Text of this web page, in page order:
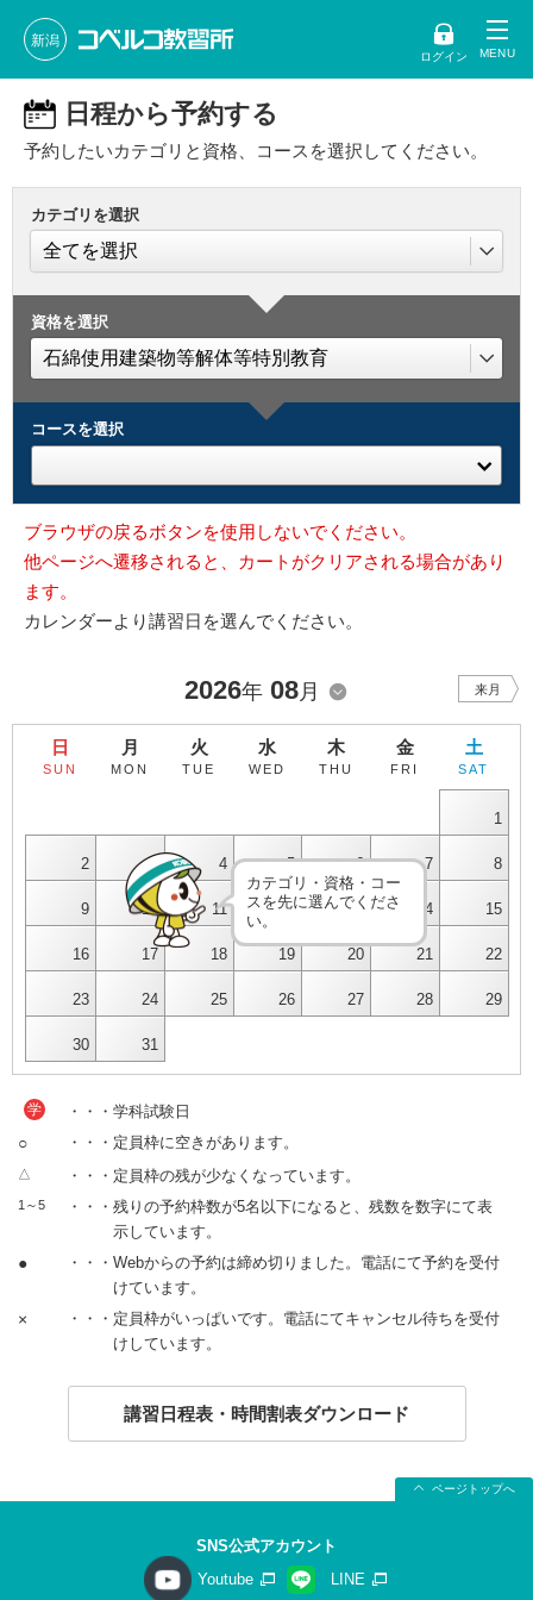
新潟
ログイン
日程から予約する
予約したいカテゴリと資格、コースを選択してください。
カテゴリを選択
資格を選択
コースを選択
ブラウザの戻るボタンを使用しないでください。
他ページへ遷移されると、カートがクリアされる場合があり
ます。
カレンダーより講習日を選んでください。
2026年 08月 来月
日
SUN
月
MON
火
TUE
水
WED
木
THU
金
FRI
土
SAT
1
2 3 4 5 6 7 8
9 10 11 12 13 14 15
16 17 18 19 20 21 22
23 24 25 26 27 28 29
30 31
カテゴリ・資格・コー
スを先に選んでくださ
い。
学 ・・・学科試験日
○ ・・・定員枠に空きがあります。
△ ・・・定員枠の残が少なくなっています。
1～5
・・・残りの予約枠数が5名以下になると、残数を数字にて表
示しています。
●
・・・Webからの予約は締め切りました。電話にて予約を受付
けています。
×
・・・定員枠がいっぱいです。電話にてキャンセル待ちを受付
けしています。
講習日程表・時間割表ダウンロード
ページトップへ
SNS公式アカウント
Youtube
LINE